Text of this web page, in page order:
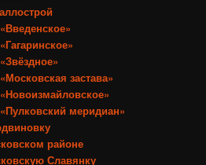
застава»
меридиан»
районе
Славянку